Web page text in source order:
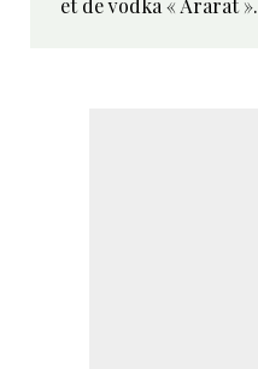
et de vodka « Ararat ».